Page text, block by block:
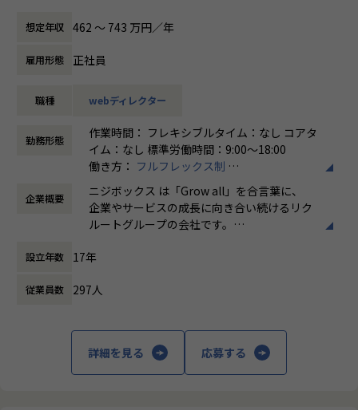
通じてさらにスキルアップをしていくことができる体制が整
っています。
ナレッジ向上施策として、動画、書籍等の学習教材の購入や
カンファレンス参加を会社負担で サポート。
レンドのキャッチアップを見据えた 取り組みも行なってい
★ニジボックスでのワークスタイルが分かる、ブログ記事も
ご参照ください
メンバーや社内の雰囲気、自由に学べてスキルアップできる
環境を感じていただけたら 嬉しいです！
・【社員インタビュー】Wantedly...https://www.wantedly.c
・【メンバー執筆】Qiita...https://qiita.com/organization
・【オフィシャルブログ】…https://nijibox.jp/blog/
【業務の変更の範囲】
長までを伴走する中で、プロジェクトを開発面から支えてい
ただくポジションです。
業務内容
のWebディレクションをお任せいたします。
＜企画・要件定義フェーズ＞
-プロジェクトの目的、課題、KPIをふまえた要件定義(例サー
ビス利用者の利用頻度を上げることをKPIに持った企画責任
者と会議に参加)
- 企画責任者が立案した施策内容でKPIを達成できるのか？を
議論し、必要に応じて施策内容の再検討を提案
現が可能か？工数がどれほどかかるか？を確認
-納品までの制作進行管理
- ユーザー受け入れテスト、品質チェック
- 施策実行後の効果測定
想定年収 462 〜 743 万円／年
雇用形態 正社員
職種 webディレクター
勤務形態
作業時間： フレキシブルタイム：なし コアタ
イム：なし 標準労働時間：9:00〜18:00
働き方： フルフレックス制
時間外労働の有無： 有（月平均5時間～10時
間）
休憩時間： 60分
企業概要
ニジボックス は「Grow all」を合言葉に、
企業やサービスの成長に向き合い続けるリク
ルートグループの会社です。
ングなどを通じて、お客様のビジネスに伴走
私たちはこの言葉を企業のVisionとしていま
す。
設立年数 17年
従業員数 297人
詳細を見る 応募する